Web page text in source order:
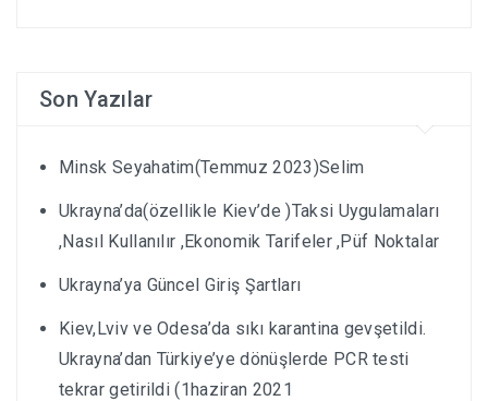
Son Yazılar
Minsk Seyahatim(Temmuz 2023)Selim
Ukrayna’da(özellikle Kiev’de )Taksi Uygulamaları
,Nasıl Kullanılır ,Ekonomik Tarifeler ,Püf Noktalar
Ukrayna’ya Güncel Giriş Şartları
Kiev,Lviv ve Odesa’da sıkı karantina gevşetildi.
Ukrayna’dan Türkiye’ye dönüşlerde PCR testi
tekrar getirildi (1haziran 2021